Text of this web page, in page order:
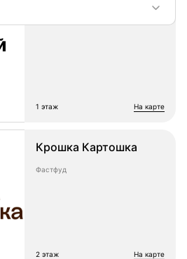
1 этаж на карте
Крошка Картошка
Фастфуд
2 этаж на карте